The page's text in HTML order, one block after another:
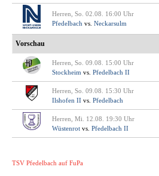
Herren, So. 02.08. 16:00 Uhr
Pfedelbach vs. Neckarsulm
Vorschau
Herren, So. 09.08. 15:00 Uhr
Stockheim vs. Pfedelbach II
Herren, So. 09.08. 15:30 Uhr
Ilshofen II vs. Pfedelbach
Herren, Mi. 12.08. 19:30 Uhr
Wüstenrot vs. Pfedelbach II
TSV Pfedelbach auf FuPa